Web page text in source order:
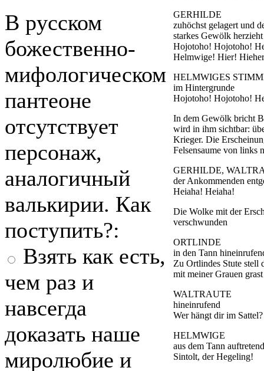
В русском
божественно-
мифологическом
пантеоне
отсутствует
персонаж,
аналогичный
валькирии. Как
поступить?:
Взять как есть,
чем раз и
навсегда
доказать наше
миролюбие и
GERHILDE
zuhöchst gelagert und
starkes Gewölk herzieht
Hojotoho! Hojotoho!
Helmwige! Hier!
HELMWIGES
im Hintergrunde
Hojotoho! Hojotoho!
In dem Gewölk bricht
wird in ihm sichtbar:
Krieger. Die
Felsensaume von links
GERHILDE,
der Ankommenden
Heiaha! Heiaha!
Die Wolke mit der
verschwunden
ORTLINDE
in den Tann
Zu Ortlindes Stute stell
mit meiner Grauen
WALTRAUTE
hineinrufend
Wer hängt dir im Sattel?
HELMWIGE
aus dem Tann auftretend
Sintolt, der Hegeling!